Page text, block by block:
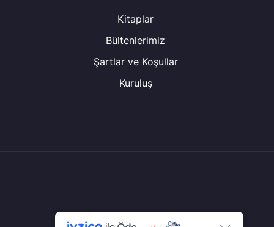
Kitaplar
Bültenlerimiz
Şartlar ve Koşullar
Kuruluş
© Tüm Hakları Saklıdır. CGS Center